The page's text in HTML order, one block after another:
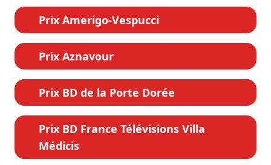
Prix Amerigo-Vespucci
Prix Aznavour
Prix BD de la Porte Dorée
Prix BD France Télévisions Villa
Médicis